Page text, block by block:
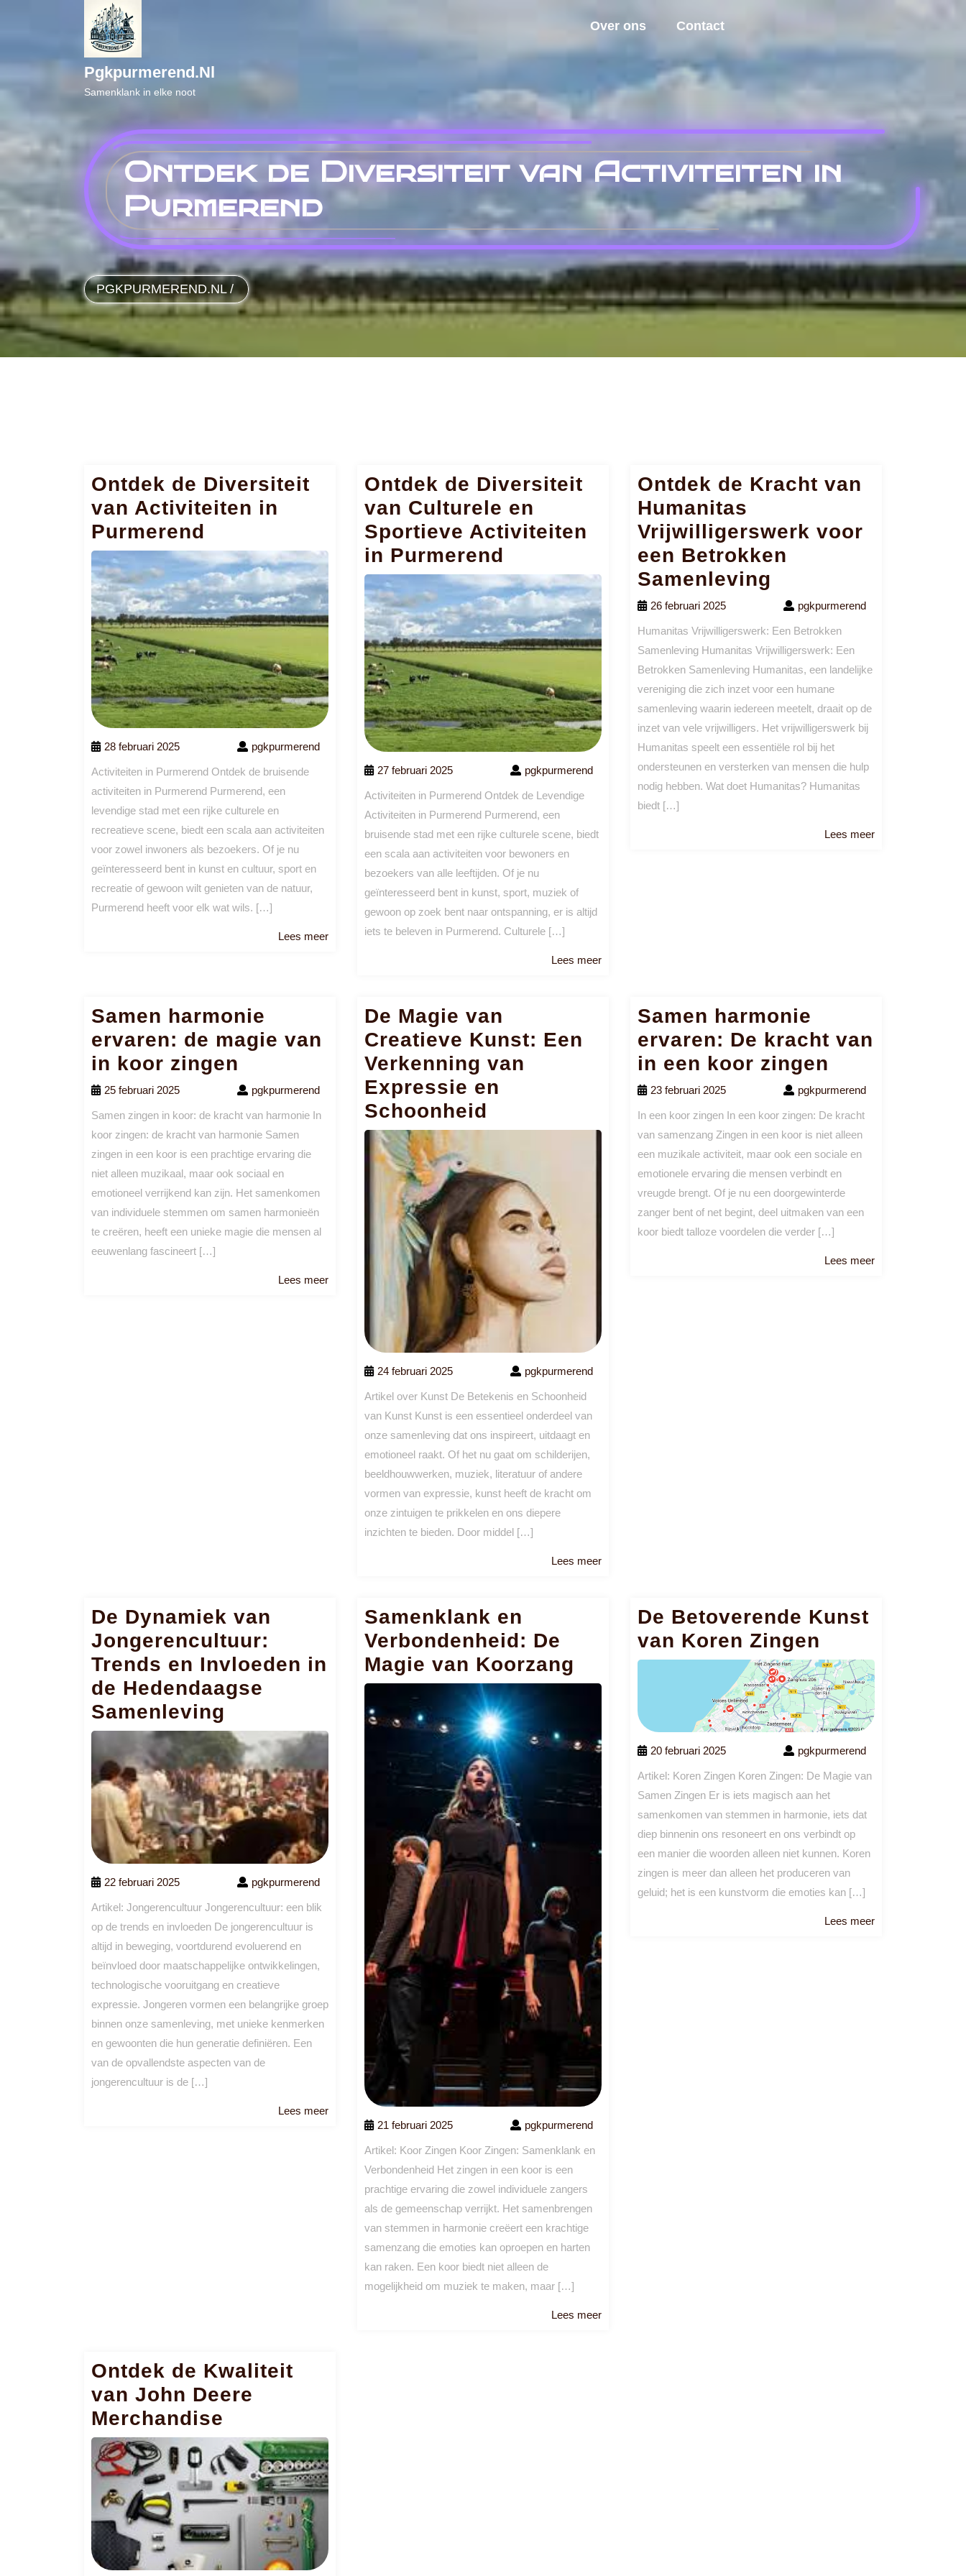
Pgkpurmerend.nl
Samenklank in elke noot
Over ons Contact
Ontdek de Diversiteit van Activiteiten in
Purmerend
PGKPURMEREND.NL /
Ontdek de Diversiteit
van Activiteiten in
Purmerend
28 februari 2025 pgkpurmerend
Activiteiten in Purmerend Ontdek de bruisende
activiteiten in Purmerend Purmerend, een
levendige stad met een rijke culturele en
recreatieve scene, biedt een scala aan activiteiten
voor zowel inwoners als bezoekers. Of je nu
geïnteresseerd bent in kunst en cultuur, sport en
recreatie of gewoon wilt genieten van de natuur,
Purmerend heeft voor elk wat wils. […]
Lees meerLees
Ontdek de Diversiteit
van Culturele en
Sportieve Activiteiten
in Purmerend
27 februari 2025 pgkpurmerend
Activiteiten in Purmerend Ontdek de Levendige
Activiteiten in Purmerend Purmerend, een
bruisende stad met een rijke culturele scene, biedt
een scala aan activiteiten voor bewoners en
bezoekers van alle leeftijden. Of je nu
geïnteresseerd bent in kunst, sport, muziek of
gewoon op zoek bent naar ontspanning, er is altijd
iets te beleven in Purmerend. Culturele […]
Lees meerLees
Ontdek de Kracht van
Humanitas
Vrijwilligerswerk voor
een Betrokken
Samenleving
26 februari 2025 pgkpurmerend
Humanitas Vrijwilligerswerk: Een Betrokken
Samenleving Humanitas Vrijwilligerswerk: Een
Betrokken Samenleving Humanitas, een landelijke
vereniging die zich inzet voor een humane
samenleving waarin iedereen meetelt, draait op de
inzet van vele vrijwilligers. Het vrijwilligerswerk bij
Humanitas speelt een essentiële rol bij het
ondersteunen en versterken van mensen die hulp
nodig hebben. Wat doet Humanitas? Humanitas
biedt […]
Lees meerLees
Samen harmonie
ervaren: de magie van
in koor zingen
25 februari 2025 pgkpurmerend
Samen zingen in koor: de kracht van harmonie In
koor zingen: de kracht van harmonie Samen
zingen in een koor is een prachtige ervaring die
niet alleen muzikaal, maar ook sociaal en
emotioneel verrijkend kan zijn. Het samenkomen
van individuele stemmen om samen harmonieën
te creëren, heeft een unieke magie die mensen al
eeuwenlang fascineert […]
Lees meerLees
De Magie van
Creatieve Kunst: Een
Verkenning van
Expressie en
Schoonheid
24 februari 2025 pgkpurmerend
Artikel over Kunst De Betekenis en Schoonheid
van Kunst Kunst is een essentieel onderdeel van
onze samenleving dat ons inspireert, uitdaagt en
emotioneel raakt. Of het nu gaat om schilderijen,
beeldhouwwerken, muziek, literatuur of andere
vormen van expressie, kunst heeft de kracht om
onze zintuigen te prikkelen en ons diepere
inzichten te bieden. Door middel […]
Lees meerLees
Samen harmonie
ervaren: De kracht van
in een koor zingen
23 februari 2025 pgkpurmerend
In een koor zingen In een koor zingen: De kracht
van samenzang Zingen in een koor is niet alleen
een muzikale activiteit, maar ook een sociale en
emotionele ervaring die mensen verbindt en
vreugde brengt. Of je nu een doorgewinterde
zanger bent of net begint, deel uitmaken van een
koor biedt talloze voordelen die verder […]
Lees meerLees
De Dynamiek van
Jongerencultuur:
Trends en Invloeden in
de Hedendaagse
Samenleving
22 februari 2025 pgkpurmerend
Artikel: Jongerencultuur Jongerencultuur: een blik
op de trends en invloeden De jongerencultuur is
altijd in beweging, voortdurend evoluerend en
beïnvloed door maatschappelijke ontwikkelingen,
technologische vooruitgang en creatieve
expressie. Jongeren vormen een belangrijke groep
binnen onze samenleving, met unieke kenmerken
en gewoonten die hun generatie definiëren. Een
van de opvallendste aspecten van de
jongerencultuur is de […]
Lees meerLees
Samenklank en
Verbondenheid: De
Magie van Koorzang
21 februari 2025 pgkpurmerend
Artikel: Koor Zingen Koor Zingen: Samenklank en
Verbondenheid Het zingen in een koor is een
prachtige ervaring die zowel individuele zangers
als de gemeenschap verrijkt. Het samenbrengen
van stemmen in harmonie creëert een krachtige
samenzang die emoties kan oproepen en harten
kan raken. Een koor biedt niet alleen de
mogelijkheid om muziek te maken, maar […]
Lees meerLees
De Betoverende Kunst
van Koren Zingen
20 februari 2025 pgkpurmerend
Artikel: Koren Zingen Koren Zingen: De Magie van
Samen Zingen Er is iets magisch aan het
samenkomen van stemmen in harmonie, iets dat
diep binnenin ons resoneert en ons verbindt op
een manier die woorden alleen niet kunnen. Koren
zingen is meer dan alleen het produceren van
geluid; het is een kunstvorm die emoties kan […]
Lees meerLees
Ontdek de Kwaliteit
van John Deere
Merchandise